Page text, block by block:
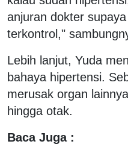
anjuran dokter
terkontrol,"
Lebih lanjut, Yuda
bahaya hipertensi.
merusak organ
hingga otak.
Baca Juga :